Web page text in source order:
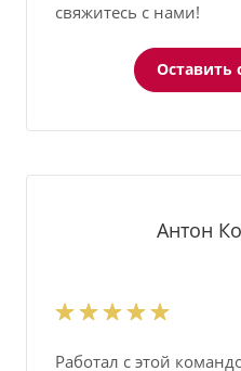
свяжитесь с нами!
Оставить
Антон
Работал с этой